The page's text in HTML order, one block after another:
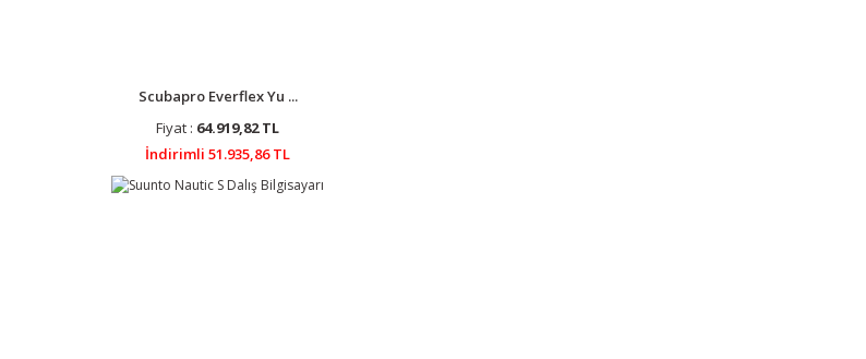
Scubapro Everflex Yu ...
Fiyat : 64.919,82 TL
İndirimli 51.935,86 TL